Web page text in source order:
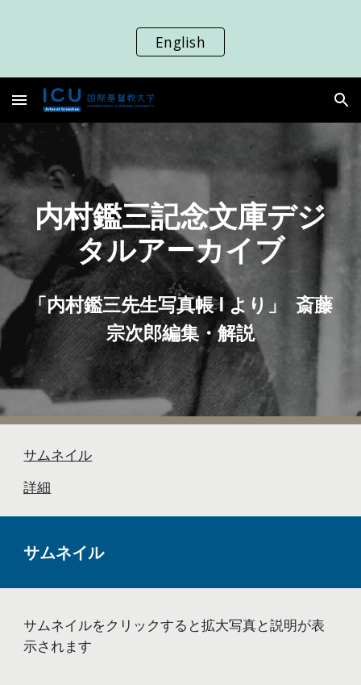
English
内村鑑三記念文庫デジ
タルアーカイブ
「内村鑑三先生写真帳 Ⅰ より」 斎藤
宗次郎編集・解説
サムネイル
詳細
サムネイル
サムネイルをクリックすると拡大写真と説明が表
示されます